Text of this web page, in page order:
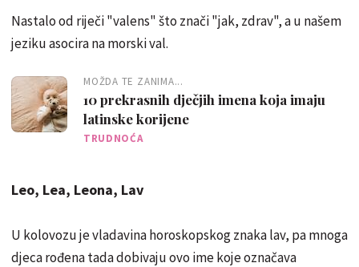
Nastalo od riječi "valens" što znači "jak, zdrav", a u našem
jeziku asocira na morski val.
MOŽDA TE ZANIMA...
10 prekrasnih dječjih imena koja imaju
latinske korijene
TRUDNOĆA
Leo, Lea, Leona, Lav
U kolovozu je vladavina horoskopskog znaka lav, pa mnoga
djeca rođena tada dobivaju ovo ime koje označava